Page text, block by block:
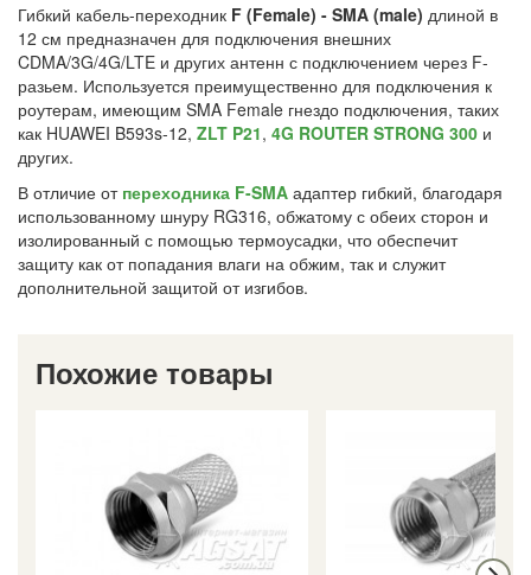
Гибкий кабель-переходник F (Female) - SMA (male) длиной в
12 см предназначен для подключения внешних
CDMA/3G/4G/LTE и других антенн с подключением через F-
разьем. Используется преимущественно для подключения к
роутерам, имеющим SMA Female гнездо подключения, таких
как HUAWEI B593s-12, ZLT P21, 4G ROUTER STRONG 300 и
других.
В отличие от переходника F-SMA адаптер гибкий, благодаря
использованному шнуру RG316, обжатому с обеих сторон и
изолированный с помощью термоусадки, что обеспечит
защиту как от попадания влаги на обжим, так и служит
дополнительной защитой от изгибов.
Похожие товары